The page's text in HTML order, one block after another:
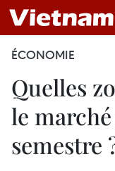
ÉCONOMIE
Quelles
le
semestre